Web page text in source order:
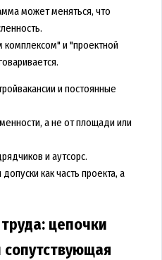
может меняться, что
и "проектной
и постоянные
а не от площади или
и аутсорс.
как часть проекта, а
цепочки
сопутствующая